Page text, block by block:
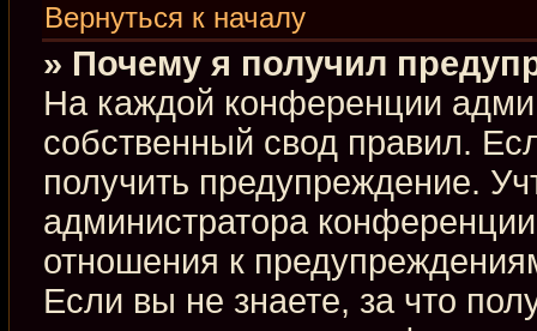
Вернуться к началу
» Почему я получил
На каждой конференции
собственный свод правил.
получить предупреждение.
администратора
отношения к
Если вы не знаете, за что